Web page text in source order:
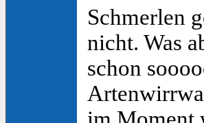
Schmerlen
nicht. Was
schon